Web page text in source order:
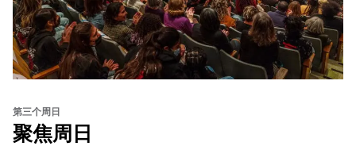
第三个周日
聚焦周日